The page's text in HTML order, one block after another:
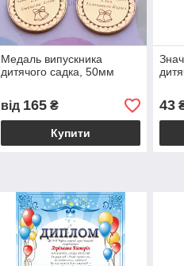
Медаль випускника
дитячого садка, 50мм
від 165₴
Купити
43